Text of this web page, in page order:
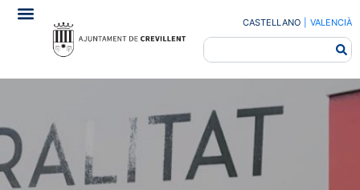
CASTELLANO VALENCIÀ